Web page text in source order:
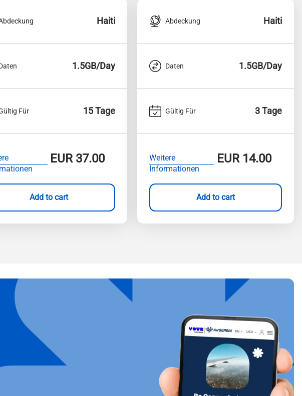
Haiti
1.5GB/Day
Für 15 Tage
EUR37.00
Add to cart
Abdeckung Haiti
Daten 1.5GB/Day
Gültig Für 3 Tage
Weitere
Informationen
EUR14.00
Add to cart